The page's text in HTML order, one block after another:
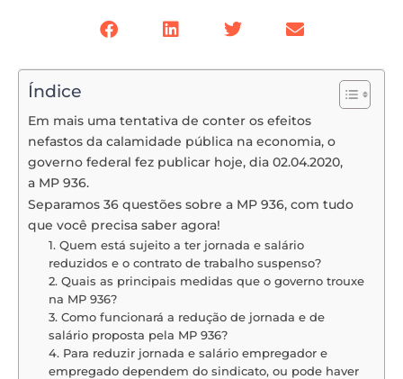
Índice
Em mais uma tentativa de conter os efeitos
nefastos da calamidade pública na economia, o
governo federal fez publicar hoje, dia 02.04.2020,
a MP 936.
Separamos 36 questões sobre a MP 936, com tudo
que você precisa saber agora!
1. Quem está sujeito a ter jornada e salário
reduzidos e o contrato de trabalho suspenso?
2. Quais as principais medidas que o governo trouxe
na MP 936?
3. Como funcionará a redução de jornada e de
salário proposta pela MP 936?
4. Para reduzir jornada e salário empregador e
empregado dependem do sindicato, ou pode haver